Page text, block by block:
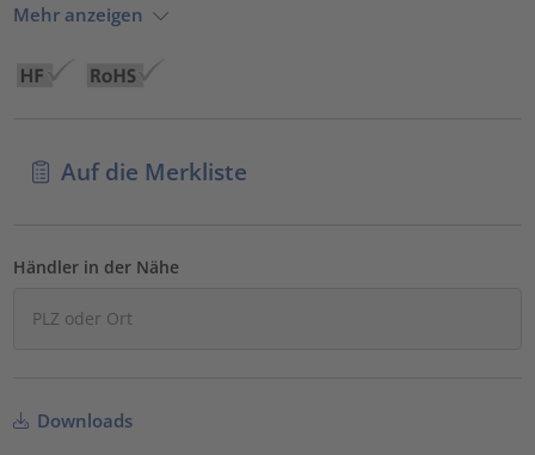
Mehr anzeigen
Auf die Merkliste
Händler in der Nähe
Downloads